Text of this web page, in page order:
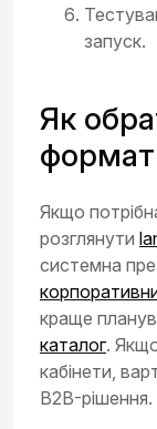
запуск.
Як
формат
Якщо
розглянути
системна
краще
каталог.
кабінети,
B2B-рішення.